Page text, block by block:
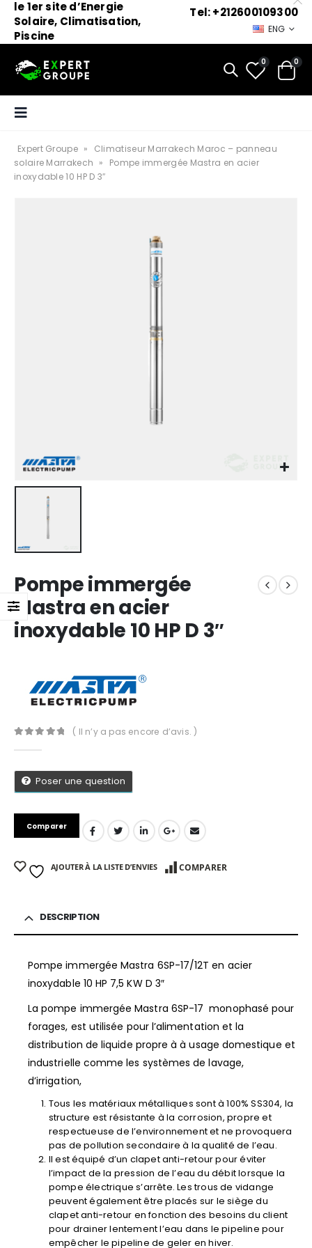
le 1er site d’Energie
Solaire, Climatisation,
Piscine
Tel: +212600109300
ENG
0 0
Expert Groupe »
Climatiseur Marrakech Maroc – panneau
solaire Marrakech »
Pompe immergée Mastra en acier
inoxydable 10 HP D 3″
Pompe immergée
Mastra en acier
inoxydable 10 HP D 3″
( Il n’y a pas encore d’avis. )
Poser une question
Comparer
AJOUTER À LA LISTE D’ENVIES COMPARER
DESCRIPTION
Pompe immergée Mastra 6SP-17/12T en acier
inoxydable 10 HP 7,5 KW D 3″
La pompe immergée Mastra 6SP-17 monophasé pour
forages, est utilisée pour l’alimentation et la
distribution de liquide propre à à usage domestique et
industrielle comme les systèmes de lavage,
d’irrigation,
Tous les matériaux métalliques sont à 100% SS304, la
structure est résistante à la corrosion, propre et
respectueuse de l’environnement et ne provoquera
pas de pollution secondaire à la qualité de l’eau.
Il est équipé d’un clapet anti-retour pour éviter
l’impact de la pression de l’eau du débit lorsque la
pompe électrique s’arrête. Les trous de vidange
peuvent également être placés sur le siège du
clapet anti-retour en fonction des besoins du client
pour drainer lentement l’eau dans le pipeline pour
empêcher le pipeline de geler en hiver.